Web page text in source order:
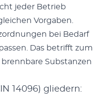
jed­er Betrieb
Vor­gaben.
bei Bedarf
Das bet­rifft zum
Sub­stanzen
14096) gliedern: